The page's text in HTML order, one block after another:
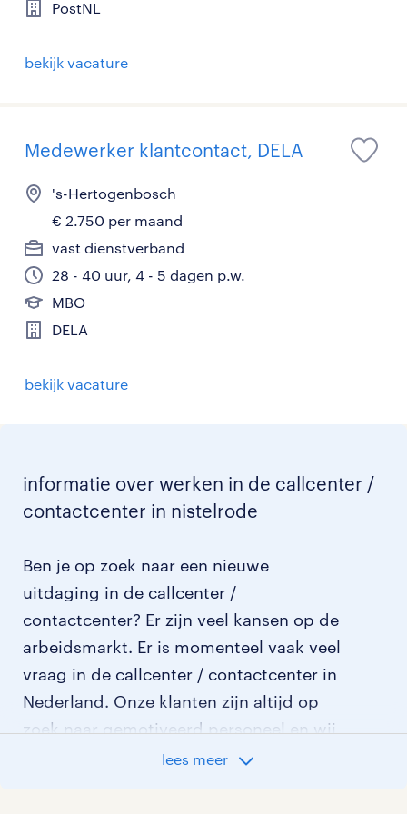
PostNL
bekijk vacature
Medewerker klantcontact, DELA
's-Hertogenbosch
€ 2.750 per maand
vast dienstverband
28 - 40 uur, 4 - 5 dagen p.w.
MBO
DELA
bekijk vacature
informatie over werken in de callcenter /
contactcenter in nistelrode
Ben je op zoek naar een nieuwe
uitdaging in de callcenter /
contactcenter? Er zijn veel kansen op de
arbeidsmarkt. Er is momenteel vaak veel
vraag in de callcenter / contactcenter in
Nederland. Onze klanten zijn altijd op
zoek naar gemotiveerd personeel en wij
kijken graag samen met je naar de
lees meer